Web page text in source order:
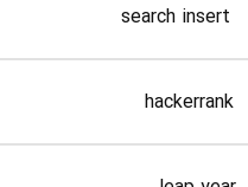
search insert
hackerrank